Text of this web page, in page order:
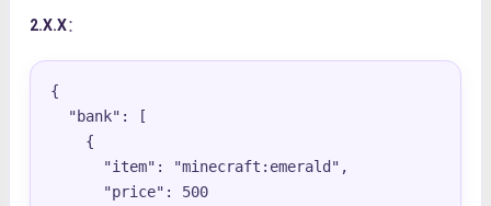
2.X.X：
{
  "bank": [
    {
      "item": "minecraft:emerald",
      "price": 500